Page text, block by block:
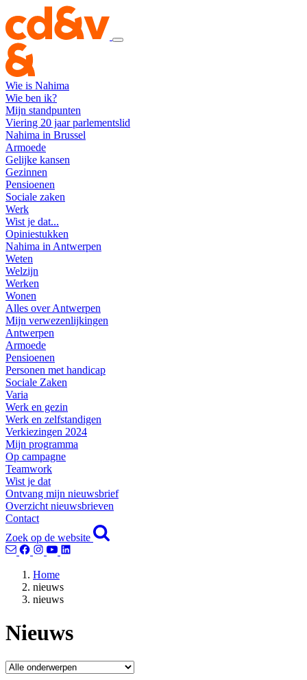
Wie is Nahima
Wie ben ik?
Mijn standpunten
Viering 20 jaar parlementslid
Nahima in Brussel
Armoede
Gelijke kansen
Gezinnen
Pensioenen
Sociale zaken
Werk
Wist je dat...
Opiniestukken
Nahima in Antwerpen
Weten
Welzijn
Werken
Wonen
Alles over Antwerpen
Mijn verwezenlijkingen
Antwerpen
Armoede
Pensioenen
Personen met handicap
Sociale Zaken
Varia
Werk en gezin
Werk en zelfstandigen
Verkiezingen 2024
Mijn programma
Op campagne
Teamwork
Wist je dat
Ontvang mijn nieuwsbrief
Overzicht nieuwsbrieven
Contact
Zoek op de website
Home
nieuws
nieuws
Nieuws